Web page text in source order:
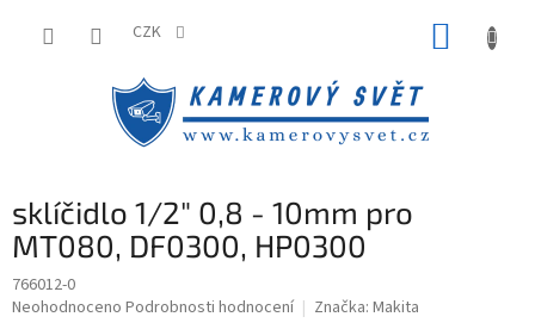
CZK
sklíčidlo 1/2" 0,8 - 10mm pro
MT080, DF0300, HP0300
766012-0
Průměrné
Neohodnoceno Podrobnosti hodnocení Značka: Makita